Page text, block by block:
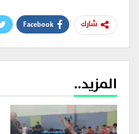
شارك Facebook
المزيد..